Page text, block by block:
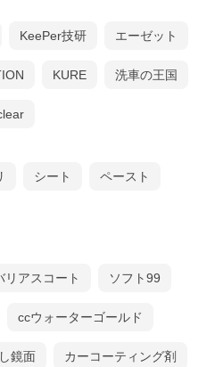
KeePer技研 エーゼット
KURE 洗車の王国
シート ペースト
リアスコート ソフト99
ccウォーターゴールド
鏡面 カーコーティング剤